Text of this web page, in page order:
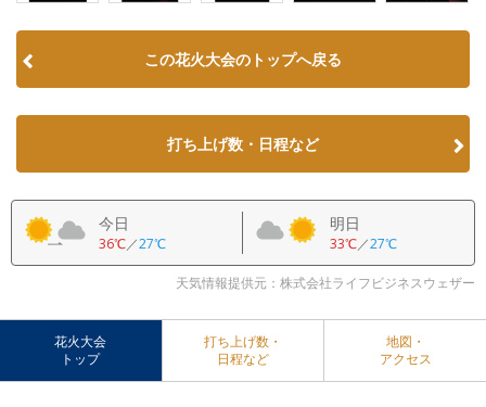
この花火大会のトップへ戻る
打ち上げ数・日程など
今日
36℃／27℃
明日
33℃／27℃
天気情報提供元：株式会社ライフビジネスウェザー
花火大会
トップ
打ち上げ数・
日程など
地図・
アクセス